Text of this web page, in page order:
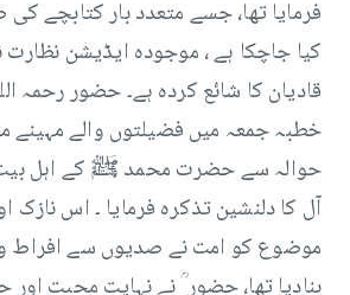
فرمایا تھا، جسے متعدد بار کتابچے
کیا جاچکا ہے ، موجودہ ایڈیشن
قادیان کا شائع کردہ ہے۔ حضور رحمہ
خطبہ جمعہ میں فضیلتوں والے مہینے
حوالہ سے حضرت محمد ﷺ کے اہل
آل کا دلنشین تذکرہ فرمایا ۔ اس نازک
موضوع کو امت نے صدیوں سے